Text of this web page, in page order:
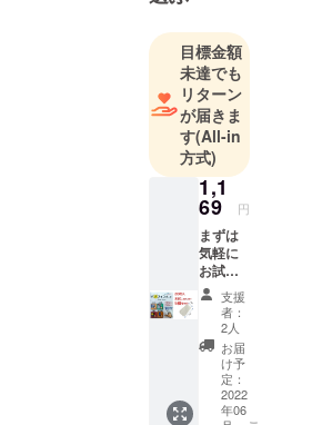
求められて
いる中、当
社はニュー
ノーマルを
目指し独創
的アイデア
で挑戦して
います！小
売・卸売等
のご関係者
様へ。お取
引のご相談
は大歓迎で
ございま
す。お気軽
にお問い合
目標金額
未達でも
リターン
が届きま
す(All-in
方式)
1,1
69 円
まずは
気軽に
お試し
いただ
けるよ
う20枚
入5個
セット
をご用
意いた
しまし
支援
者：
2人
お届
け予
定：
2022
年06